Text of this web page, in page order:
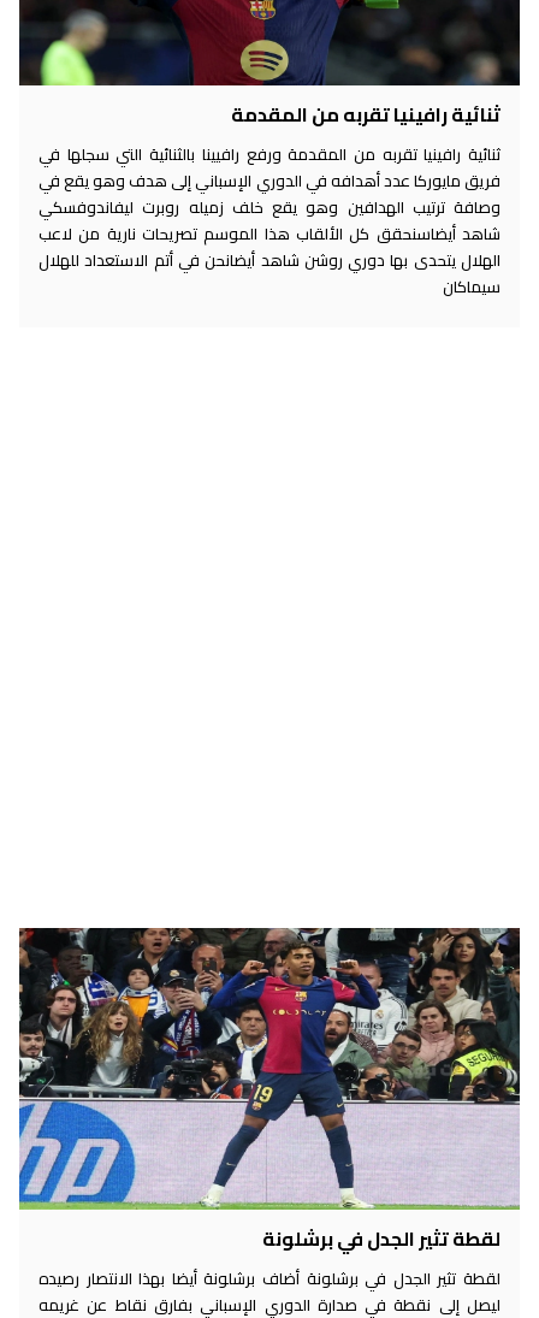
ثنائية رافينيا تقربه من المقدمة
ثنائية رافينيا تقربه من المقدمة ورفع رافيينا بالثنائية التي سجلها في
فريق مايوركا عدد أهدافه في الدوري الإسباني إلى هدف وهو يقع في
وصافة ترتيب الهدافين وهو يقع خلف زميله روبرت ليفاندوفسكي
شاهد أيضاسنحقق كل الألقاب هذا الموسم تصريحات نارية من لاعب
الهلال يتحدى بها دوري روشن شاهد أيضانحن في أتم الاستعداد للهلال
سيماكان
لقطة تثير الجدل في برشلونة
لقطة تثير الجدل في برشلونة أضاف برشلونة أيضا بهذا الانتصار رصيده
ليصل إلى نقطة في صدارة الدوري الإسباني بفارق نقاط عن غريمه